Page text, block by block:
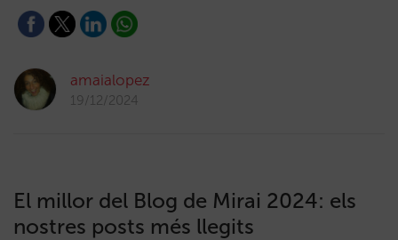
amaialopez
19/12/2024
El millor del Blog de Mirai 2024: els
nostres posts més llegits